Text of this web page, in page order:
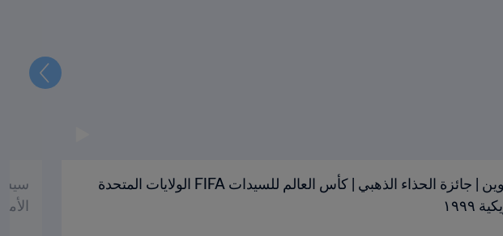
صن وين | جائزة الحذاء الذهبي | كأس العالم للسيدات FIFA الولايات المتحدة
١٩٩٩
التالي